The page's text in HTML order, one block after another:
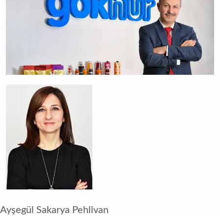
Ayşegül Sakarya Pehlivan